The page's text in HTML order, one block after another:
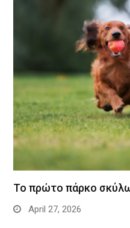
Το πρώτο πάρκο
April 27, 2026